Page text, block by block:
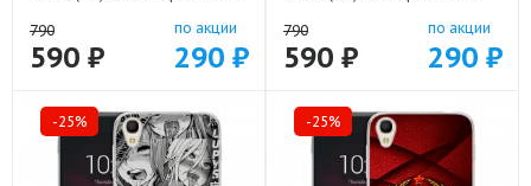
790
590 ₽
по акции
290 ₽
790
590 ₽
по акции
290 ₽
-25% -25%